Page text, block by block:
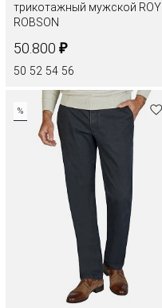
трикотажный мужской ROY
ROBSON
50.800 ₽
50 52 54 56
%